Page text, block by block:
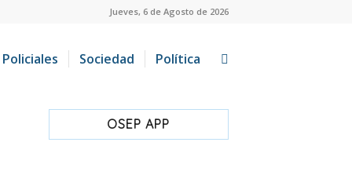
Jueves, 6 de Agosto de 2026
Policiales Sociedad Política
OSEP APP